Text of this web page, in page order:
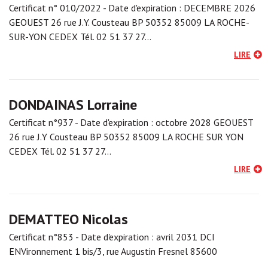
Certificat n° 010/2022 - Date d'expiration : DECEMBRE 2026
GEOUEST 26 rue J.Y. Cousteau BP 50352 85009 LA ROCHE-
SUR-YON CEDEX Tél. 02 51 37 27…
LIRE
DONDAINAS Lorraine
Certificat n°937 - Date d'expiration : octobre 2028 GEOUEST
26 rue J.Y Cousteau BP 50352 85009 LA ROCHE SUR YON
CEDEX Tél. 02 51 37 27…
LIRE
DEMATTEO Nicolas
Certificat n°853 - Date d'expiration : avril 2031 DCI
ENVironnement 1 bis/3, rue Augustin Fresnel 85600